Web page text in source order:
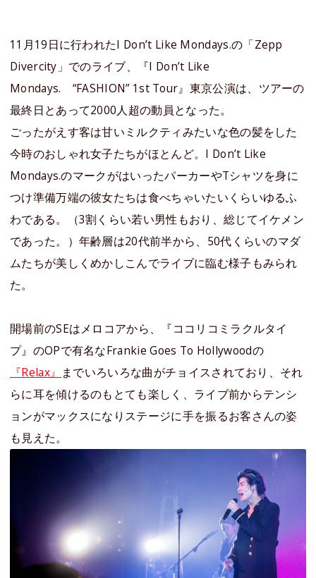
11月19日に行われたI Don’t Like Mondays.の「Zepp
Divercity」でのライブ、『I Don’t Like
Mondays. “FASHION” 1st Tour』東京公演は、ツアーの
最終日とあって2000人超の動員となった。
ごったがえす客は甘いミルクティみたいな色の髪をした
今時のおしゃれ女子たちがほとんど。I Don’t Like
Mondays.のマークがはいったパーカーやTシャツを身に
つけ準備万端の彼女たちは食べちゃいたいくらいゆるふ
わである。（3割くらい若い男性もおり、総じてイケメン
であった。）年齢層は20代前半から、50代くらいのマダ
ムたちが美しくめかしこんでライブに臨む様子もみられ
た。
開場前のSEはメロコアから、『ココリコミラクルタイ
プ』のOPで有名なFrankie Goes To Hollywoodの
『Relax』 までいろいろな曲がチョイスされており、それ
らに耳を傾けるのもとても楽しく、ライブ前からテンシ
ョンがマックスになりステージに手を振るお客さんの姿
も見えた。